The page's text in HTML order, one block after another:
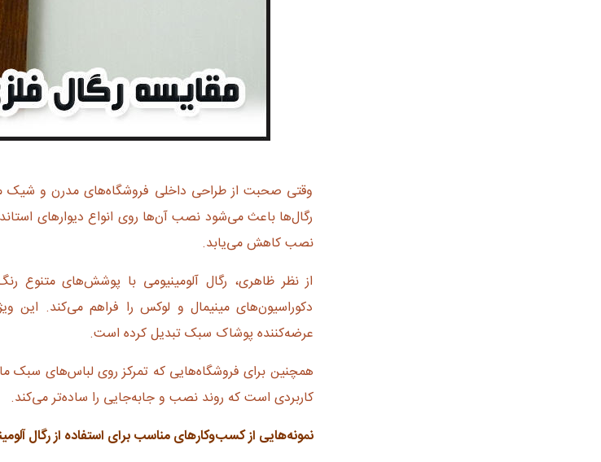
وقتی صحبت از طراحی داخلی فروشگاه‌های مدرن و شیک
رگال‌ها باعث می‌شود نصب آن‌ها روی انواع دیوارهای
نصب کاهش می‌یابد.
از نظر ظاهری، رگال آلومینیومی با پوشش‌های
دکوراسیون‌های مینیمال و لوکس را فراهم می‌کند. این
عرضه‌کننده پوشاک سبک تبدیل کرده است.
همچنین برای فروشگاه‌هایی که تمرکز روی لباس‌های سبک
کاربردی است که روند نصب و جابه‌جایی را ساده‌تر می‌کند.
نمونه‌هایی از کسب‌وکارهای مناسب برای استفاده از رگال